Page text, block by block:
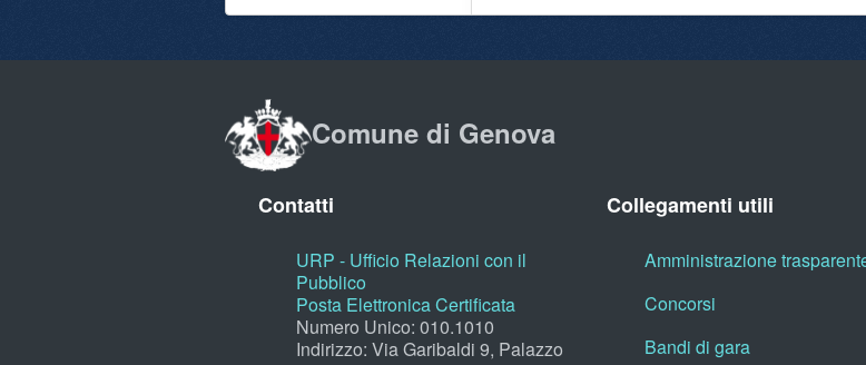
Comune di Genova
Contatti
URP - Ufficio Relazioni con il
Pubblico
Posta Elettronica Certificata
Numero Unico: 010.1010
Indirizzo: Via Garibaldi 9, Palazzo
Collegamenti utili
Amministrazione
Concorsi
Bandi di gara